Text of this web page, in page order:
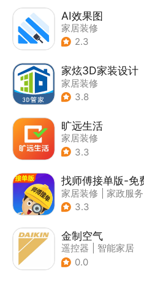
AI效果图
家居装修
2.3
家炫3D家装设计
家居装修
3.8
旷远生活
家居装修
3.3
家居装修
家政服务
3.3
金制空气
遥控器
智能家居
| 家居装修
0.0